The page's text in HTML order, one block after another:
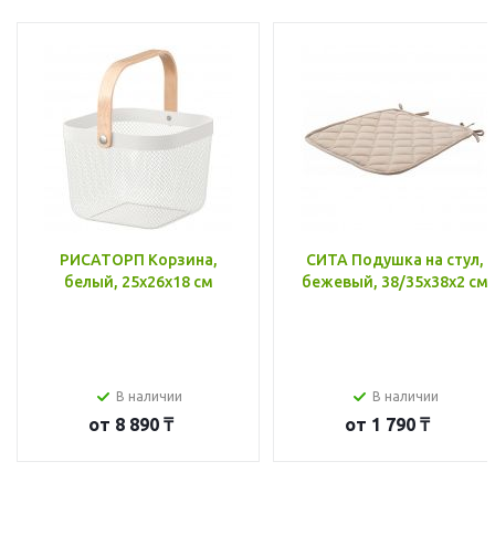
РИСАТОРП Корзина,
белый, 25x26x18 см
В наличии
от 8 890 ₸
СИТА Подушка на стул,
бежевый, 38/35x38x2 см
В наличии
от 1 790 ₸